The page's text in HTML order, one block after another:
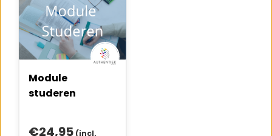
Module
studeren
€24,95 (incl.